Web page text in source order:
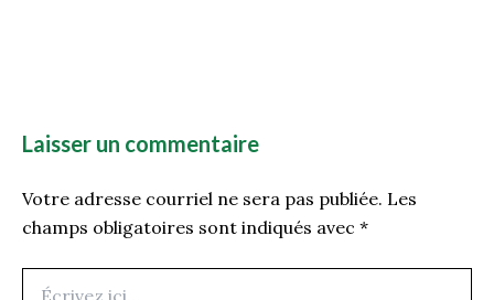
Laisser un commentaire
Votre adresse courriel ne sera pas publiée. Les
champs obligatoires sont indiqués avec *